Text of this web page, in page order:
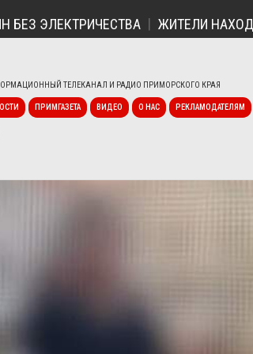
ТЕЛЕКАНАЛ И РАДИО ПРИМОРСКОГО КРАЯ
ПРИМГАЗЕТА ВИДЕО О НАС РЕКЛАМОДАТЕЛЯМ
ЭЛЕКТРИЧЕСТВА ЖИТЕЛИ